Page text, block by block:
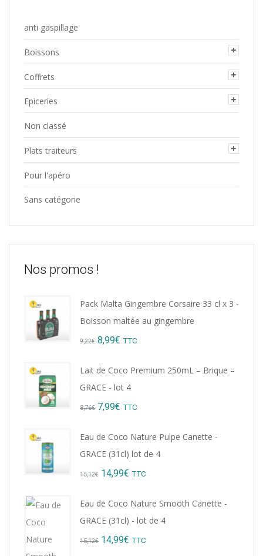
anti gaspillage
Boissons
Coffrets
Epiceries
Non classé
Plats traiteurs
Pour l'apéro
Sans catégorie
Nos promos !
Pack Malta Gingembre Corsaire 33 cl x 3 -
Boisson maltée au gingembre
9,22€ Original
8,99€ Current
TTC
Lait de Coco Premium 250mL – Brique –
GRACE - lot 4
8,76€ Original
7,99€ Current
TTC
Eau de Coco Nature Pulpe Canette -
GRACE (31cl) lot de 4
15,12€ Original
14,99€ Current
TTC
Eau de Coco Nature Smooth Canette -
GRACE (31cl) - lot de 4
15,12€ Original
14,99€ Current
TTC